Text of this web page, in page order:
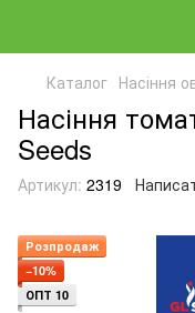
Каталог Насіння
Насіння
Seeds
Артикул: 2319
Розпродаж
−10%
ОПТ 10